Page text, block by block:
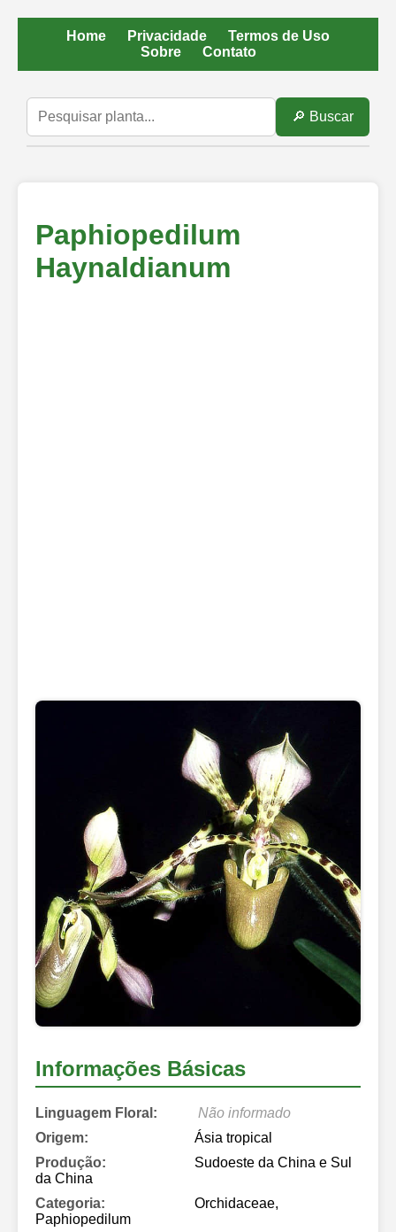
Home Privacidade
Termos de Uso
Sobre
Contato
🔎 Buscar
Paphiopedilum
Haynaldianum
Informações Básicas
Linguagem Floral:
Não informado
Origem:
Ásia tropical
Produção:
Sudoeste da China e Sul
da China
Categoria:
Orchidaceae,
Paphiopedilum